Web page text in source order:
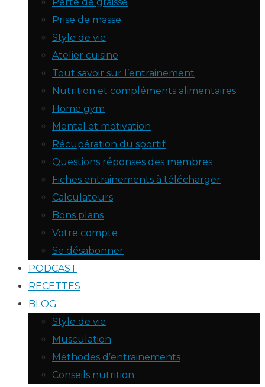
Prise de masse
Style de vie
Atelier cuisine
Tout savoir sur l’entrainement
Nutrition et compléments alimentaires
Home gym
Mental et motivation
Récupération du sportif
Questions réponses des membres
Fiches entrainements à télécharger
Calculateurs
Bons plans
Votre compte
Se désabonner
PODCAST
RECETTES
BLOG
Style de vie
Musculation
Méthodes d’entrainements
Conseils nutrition